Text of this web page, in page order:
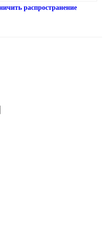
распространение